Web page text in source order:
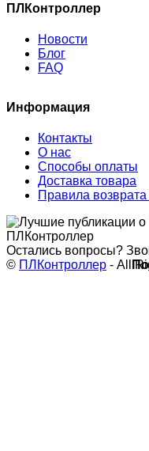
ПЛКонтроллер
Новости
Блог
FAQ
Информация
Контакты
О нас
Способы оплаты
Доставка товара
Правила возврата
Остались вопросы?
© ПЛКонтроллер - All